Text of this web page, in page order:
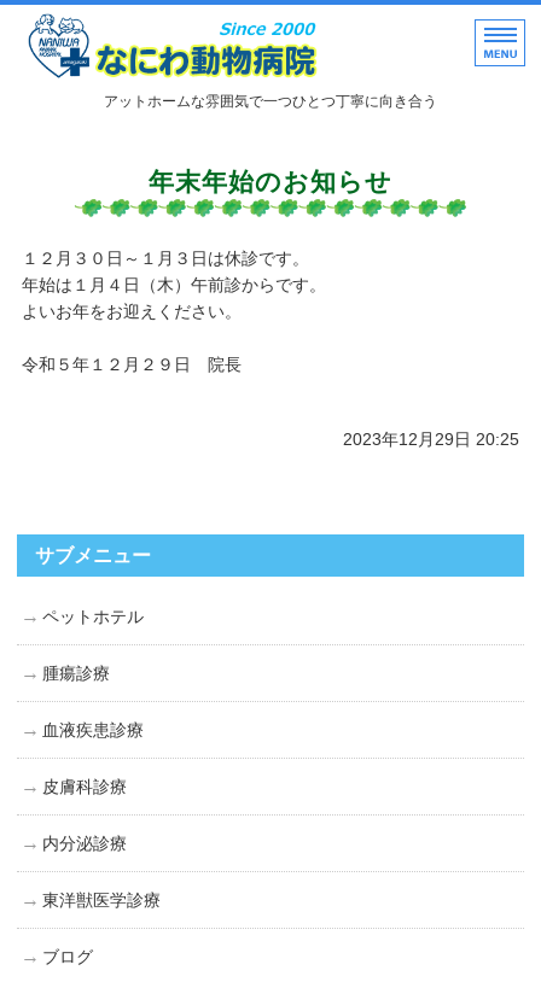
なにわ動物病院｜兵庫県
アットホームな雰囲気で一つひとつ丁寧に向き合う
病院理念・特色
院内風景
年末年始のお知らせ
１２月３０日～１月３日は休診です。
年始は１月４日（木）午前診からです。
よいお年をお迎えください。
令和５年１２月２９日 院長
2023年12月29日 20:25
サブメニュー
ペットホテル
腫瘍診療
血液疾患診療
皮膚科診療
内分泌診療
東洋獣医学診療
ブログ